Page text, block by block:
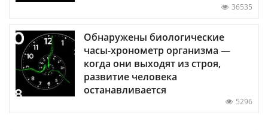
36535
Обнаружены биологические
часы-хронометр организма —
когда они выходят из строя,
развитие человека
останавливается
5296